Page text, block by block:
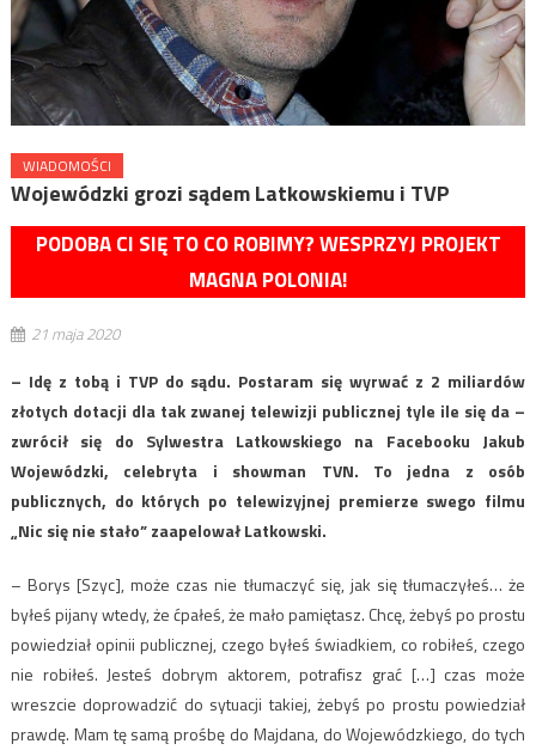
WIADOMOŚCI
Wojewódzki grozi sądem Latkowskiemu i TVP
PODOBA CI SIĘ TO CO ROBIMY? WESPRZYJ PROJEKT
MAGNA POLONIA!
21 maja 2020
– Idę z tobą i TVP do sądu. Postaram się wyrwać z 2 miliardów
złotych dotacji dla tak zwanej telewizji publicznej tyle ile się da –
zwrócił się do Sylwestra Latkowskiego na Facebooku Jakub
Wojewódzki, celebryta i showman TVN. To jedna z osób
publicznych, do których po telewizyjnej premierze swego filmu
„Nic się nie stało” zaapelował Latkowski.
– Borys [Szyc], może czas nie tłumaczyć się, jak się tłumaczyłeś… że
byłeś pijany wtedy, że ćpałeś, że mało pamiętasz. Chcę, żebyś po prostu
powiedział opinii publicznej, czego byłeś świadkiem, co robiłeś, czego
nie robiłeś. Jesteś dobrym aktorem, potrafisz grać […] czas może
wreszcie doprowadzić do sytuacji takiej, żebyś po prostu powiedział
prawdę. Mam tę samą prośbę do Majdana, do Wojewódzkiego, do tych